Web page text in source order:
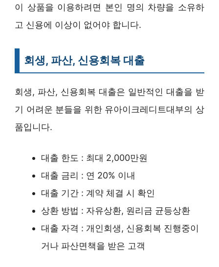
이 상품을 이용하려면 본인 명의 차량을 소유하
고 신용에 이상이 없어야 합니다.
회생, 파산, 신용회복 대출
회생, 파산, 신용회복 대출은 일반적인 대출을 받
기 어려운 분들을 위한 유아이크레디트대부의 상
품입니다.
대출 한도 : 최대 2,000만원
대출 금리 : 연 20% 이내
대출 기간 : 계약 체결 시 확인
상환 방법 : 자유상환, 원리금 균등상환
대출 자격 : 개인회생, 신용회복 진행중이
거나 파산면책을 받은 고객